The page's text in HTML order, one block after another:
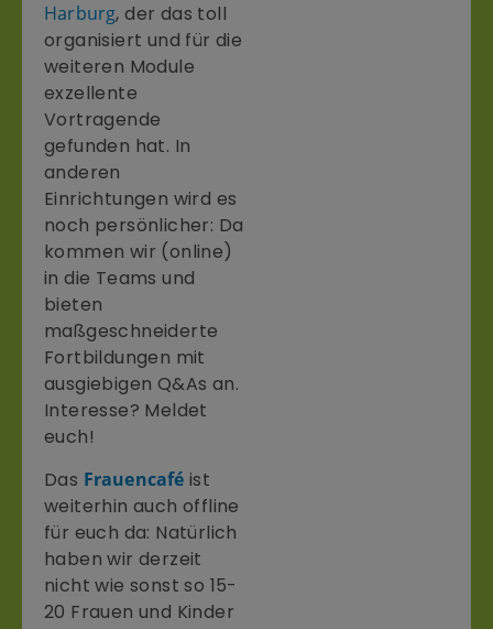
Harburg, der das toll
organisiert und für die
weiteren Module
exzellente
Vortragende
gefunden hat. In
anderen
Einrichtungen wird es
noch persönlicher: Da
kommen wir (online)
in die Teams und
bieten
maßgeschneiderte
Fortbildungen mit
ausgiebigen Q&As an.
Interesse? Meldet
euch!
Das Frauencafé ist
weiterhin auch offline
für euch da: Natürlich
haben wir derzeit
nicht wie sonst so 15-
20 Frauen und Kinder